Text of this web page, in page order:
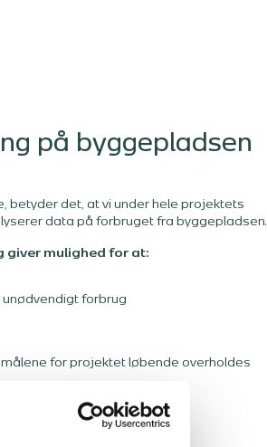
på byggepladsen
betyder det, at vi under hele projektets
data på forbruget fra byggepladsen.
giver mulighed for at:
unødvendigt forbrug
for projektet løbende overholdes